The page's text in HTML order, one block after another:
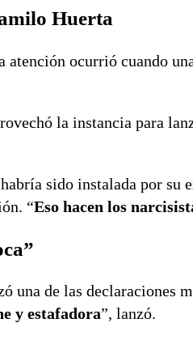
Huerta
atención ocurrió cuando
la instancia para
sido instalada por
“Eso hacen los
una de las declaraciones
y estafadora”, lanzó.